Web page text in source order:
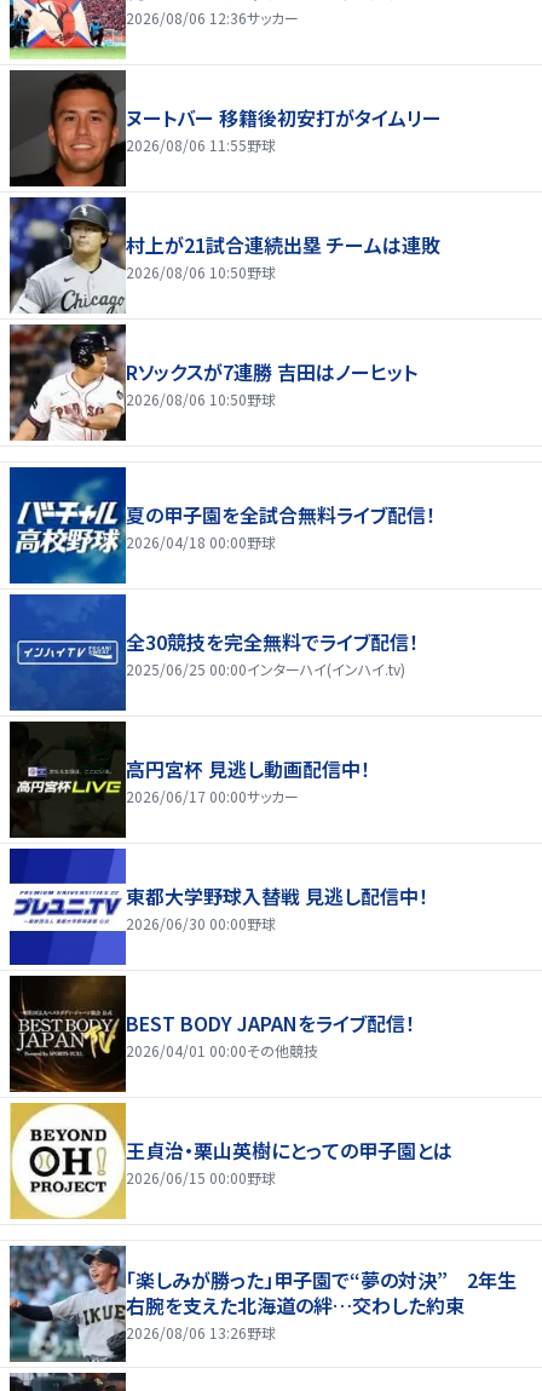
2026/08/06 12:36サッカー
ヌートバー 移籍後初安打がタイムリー
2026/08/06 11:55野球
村上が21試合連続出塁 チームは連敗
2026/08/06 10:50野球
Rソックスが7連勝 吉田はノーヒット
2026/08/06 10:50野球
夏の甲子園を全試合無料ライブ配信！
2026/04/18 00:00野球
全30競技を完全無料でライブ配信！
2025/06/25 00:00インターハイ(インハイ.tv)
高円宮杯 見逃し動画配信中！
2026/06/17 00:00サッカー
東都大学野球入替戦 見逃し配信中！
2026/06/30 00:00野球
BEST BODY JAPANをライブ配信！
2026/04/01 00:00その他競技
王貞治・栗山英樹にとっての甲子園とは
2026/06/15 00:00野球
「楽しみが勝った」甲子園で“夢の対決” 2年生
右腕を支えた北海道の絆…交わした約束
2026/08/06 13:26野球